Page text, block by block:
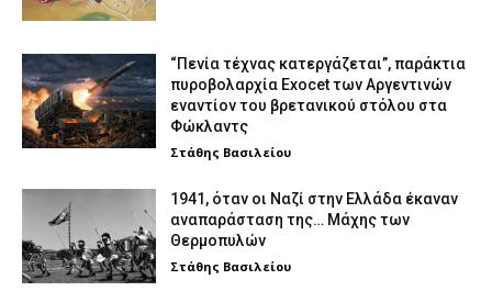
“Πενία τέχνας κατεργάζεται”, παράκτια
πυροβολαρχία Exocet των Αργεντινών
εναντίον του βρετανικού στόλου στα
Φώκλαντς
Στάθης Βασιλείου
1941, όταν οι Ναζί στην Ελλάδα έκαναν
αναπαράσταση της… Μάχης των
Θερμοπυλών
Στάθης Βασιλείου